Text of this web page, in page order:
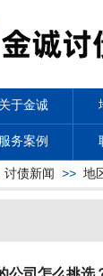
关于金诚
服务案例
讨债新闻 >> 地